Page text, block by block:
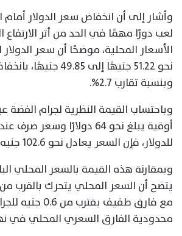
وأشار إلى أن انخفاض سعر الدولار أمام
لعب دورًا مهمًا في الحد من أثر
الأسعار المحلية، موضحًا أن سعر
وبنسبة تقارب 2.7%.
للدولار، فإن السعر يعادل نحو 102.6 جنيه للجرام.
يتضح أن السعر المحلي يتحرك بالقرب من
مع فارق طفيف
محدودية الفارق السعري المحلي في